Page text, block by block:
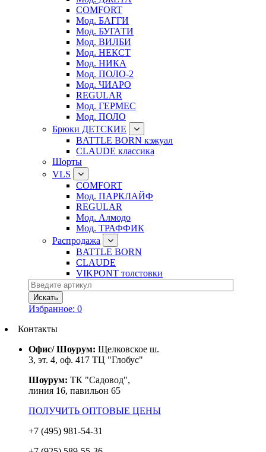
COMFORT
Мод. БАГГИ
Мод. БУГАТИ
Мод. ВИЛБИ
Мод. НЕКСТ
Мод. НИКА
Мод. ПОЛО-2
Мод. ЧИАРО
REGULAR
Мод. ГЕРМЕС
Мод. ПОЛО
Брюки ДЕТСКИЕ
BATTLE BORN кэжуал
CLAUDE классика
Шорты
VLS
COMFORT
Мод. ПАРКЛАЙФ
REGULAR
Мод. Алмодо
Мод. ТРАФФИК
Распродажа
BATTLE BORN
CLAUDE
VIKPONT толстовки
Избранное: 0
Контакты
Офис/ Шоурум: Щелковское ш.
3, эт. 4, оф. 417 ТЦ "Глобус"
Шоурум: ТК "Садовод",
линия 16, павильон 65
ПОЛУЧИТЬ ОПТОВЫЕ ЦЕНЫ
+7 (495) 981-54-31